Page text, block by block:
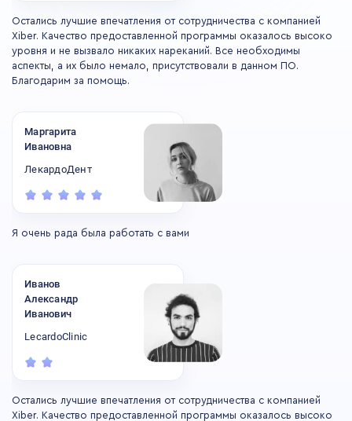
Остались лучшие впечатления от сотрудничества с компанией
Xiber. Качество предоставленной программы оказалось высоко
уровня и не вызвало никаких нареканий. Все необходимы
аспекты, а их было немало, присутствовали в данном ПО.
Благодарим за помощь.
Маргарита
Ивановна
ЛекардоДент
Я очень рада была работать с вами
Иванов
Александр
Иванович
LecardoClinic
Остались лучшие впечатления от сотрудничества с компанией
Xiber. Качество предоставленной программы оказалось высоко